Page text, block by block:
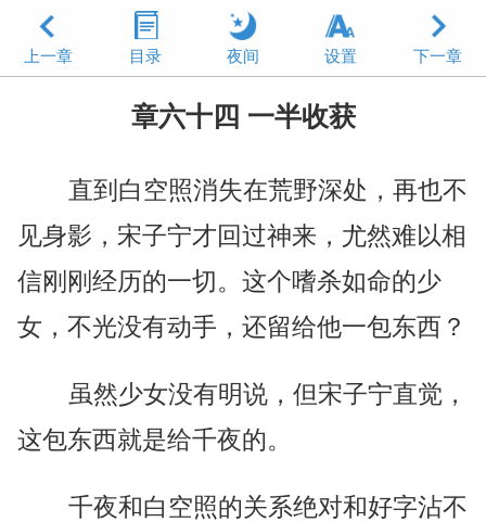
上一章 目录 夜间 设置 下一章
章六十四 一半收获
直到白空照消失在荒野深处，再也不
见身影，宋子宁才回过神来，尤然难以相
信刚刚经历的一切。这个嗜杀如命的少
女，不光没有动手，还留给他一包东西？
虽然少女没有明说，但宋子宁直觉，
这包东西就是给千夜的。
千夜和白空照的关系绝对和好字沾不